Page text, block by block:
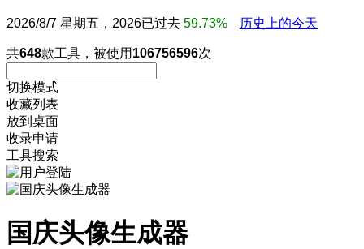
2026/8/7 星期五，2026已过去 59.73% 历史上的今天
共648款工具，被使用 106756596次
切换模式
收藏列表
放到桌面
收录申请
工具搜索
国庆头像生成器